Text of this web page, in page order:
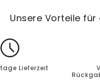
Unsere Vorteile für
Lieferzeit